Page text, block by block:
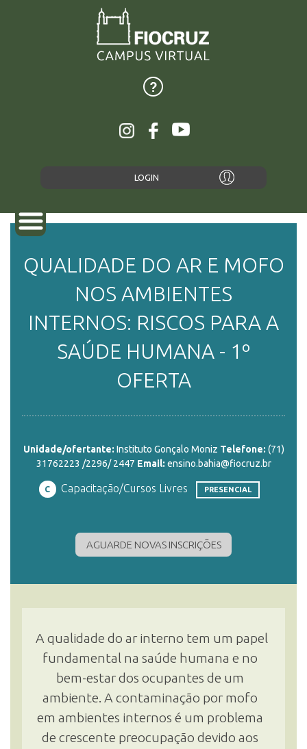
LOGIN
PLATAFORMAS
DOCUMENTOS
INSCRIÇÃO E SELEÇÃO
CONTATO
QUALIDADE DO AR E MOFO
NOS AMBIENTES
INTERNOS: RISCOS PARA A
SAÚDE HUMANA - 1º
OFERTA
Unidade/ofertante: Instituto Gonçalo Moniz Telefone: (71)
31762223 /2296/ 2447 Email: ensino.bahia@fiocruz.br
C Capacitação/Cursos Livres PRESENCIAL
AGUARDE NOVAS INSCRIÇÕES
A qualidade do ar interno tem um papel
fundamental na saúde humana e no
bem-estar dos ocupantes de um
ambiente. A contaminação por mofo
em ambientes internos é um problema
de crescente preocupação devido aos